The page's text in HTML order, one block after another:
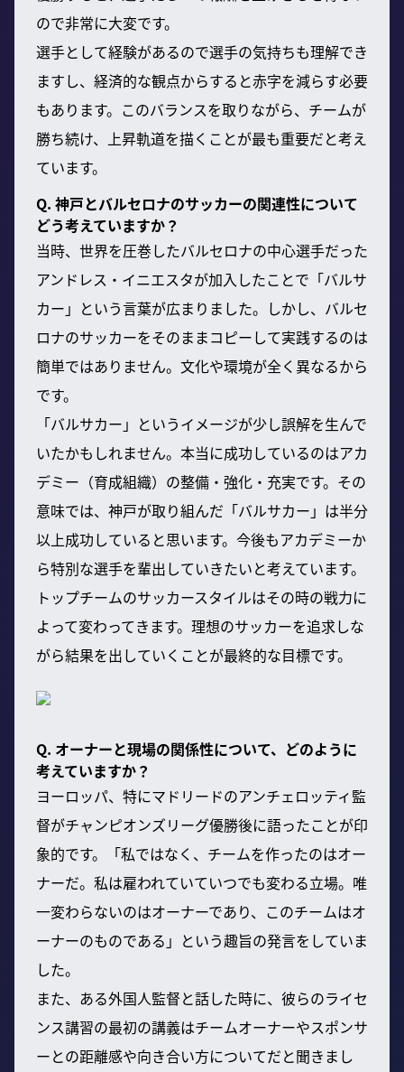
ので非常に大変です。
選手として経験があるので選手の気持ちも理解でき
ますし、経済的な観点からすると赤字を減らす必要
もあります。このバランスを取りながら、チームが
勝ち続け、上昇軌道を描くことが最も重要だと考え
ています。
Q. 神戸とバルセロナのサッカーの関連性について
どう考えていますか？
当時、世界を圧巻したバルセロナの中心選手だった
アンドレス・イニエスタが加入したことで「バルサ
カー」という言葉が広まりました。しかし、バルセ
ロナのサッカーをそのままコピーして実践するのは
簡単ではありません。文化や環境が全く異なるから
です。
「バルサカー」というイメージが少し誤解を生んで
いたかもしれません。本当に成功しているのはアカ
デミー（育成組織）の整備・強化・充実です。その
意味では、神戸が取り組んだ「バルサカー」は半分
以上成功していると思います。今後もアカデミーか
ら特別な選手を輩出していきたいと考えています。
トップチームのサッカースタイルはその時の戦力に
よって変わってきます。理想のサッカーを追求しな
がら結果を出していくことが最終的な目標です。
Q. オーナーと現場の関係性について、どのように
考えていますか？
ヨーロッパ、特にマドリードのアンチェロッティ監
督がチャンピオンズリーグ優勝後に語ったことが印
象的です。「私ではなく、チームを作ったのはオー
ナーだ。私は雇われていていつでも変わる立場。唯
一変わらないのはオーナーであり、このチームはオ
ーナーのものである」という趣旨の発言をしていま
した。
また、ある外国人監督と話した時に、彼らのライセ
ンス講習の最初の講義はチームオーナーやスポンサ
ーとの距離感や向き合い方についてだと聞きまし